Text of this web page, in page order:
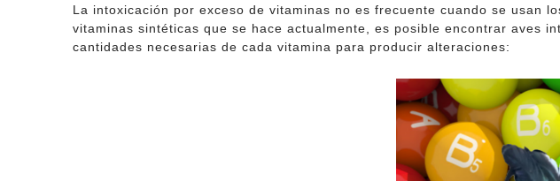
La intoxicación por exceso de vitaminas no es frecuente cuando se usan
vitaminas sintéticas que se hace actualmente, es posible encontrar aves
cantidades necesarias de cada vitamina para producir alteraciones: